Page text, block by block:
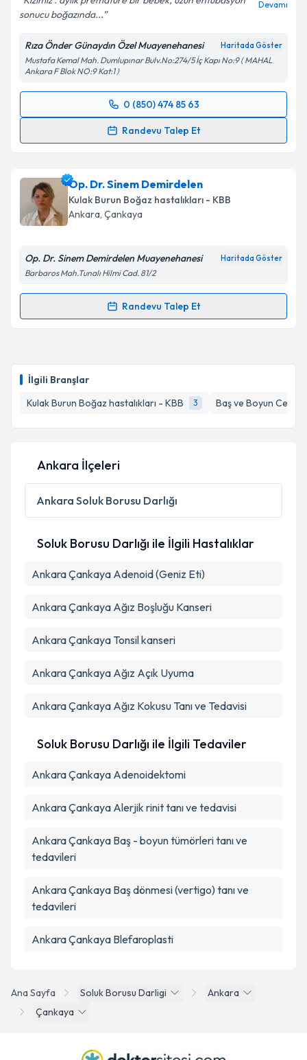
İlgili Branşlar
Kulak Burun Boğaz hastalıkları - KBB
3 Baş ve Boyun
sonucu boğazında...
Devamı
Rıza Önder Günaydın Özel Muayenehanesi Haritada Göster
Mustafa Kemal Mah. Dumlupınar Bulv.No:274/5 İç Kapı No:9 ( MAHAL
Ankara F Blok NO:9 Kat:1 )
0 (850) 474 85 63
Randevu Talep Et
Randevu Takvimi Talebi
için bir takvim hazırlandığında e-posta ile
bilgilendireceğiz.
E-posta Adresiniz
Kişisel verilerimin işlenmesine ilişkinAydınlatma
'ni okudum ve kişisel verilerimin belirtilen
kapsamda işlenmesini kabul ediyorum.
Takvim Talebini Gönder
Op. Dr. Sinem Demirdelen
Kulak Burun Boğaz hastalıkları - KBB
Ankara, Çankaya
Op. Dr. Sinem Demirdelen Muayenehanesi Haritada Göster
Barbaros Mah.Tunalı Hilmi Cad. 81/2
Randevu Talep Et
Randevu Takvimi Talebi
için bir takvim hazırlandığında e-posta ile
bilgilendireceğiz.
E-posta Adresiniz
Kişisel verilerimin işlenmesine ilişkin
Metni'ni okudum ve kişisel verilerimin belirtilen
Ana Sayfa Soluk Borusu Darligi
Ankara
Çankaya
Ankara İlçeleri
Ankara Soluk Borusu Darlığı
Soluk Borusu Darlığı ile İlgili Hastalıklar
Ankara Çankaya Adenoid (Geniz Eti)
Ankara Çankaya Ağız Boşluğu Kanseri
Ankara Çankaya Tonsil kanseri
Ankara Çankaya Ağız Açık Uyuma
Ankara Çankaya Ağız Kokusu Tanı ve Tedavisi
Soluk Borusu Darlığı ile İlgili Tedaviler
Ankara Çankaya Adenoidektomi
Ankara Çankaya Alerjik rinit tanı ve tedavisi
Ankara Çankaya Baş - boyun tümörleri tanı ve
tedavileri
Ankara Çankaya Baş dönmesi (vertigo) tanı ve
tedavileri
Ankara Çankaya Blefaroplasti